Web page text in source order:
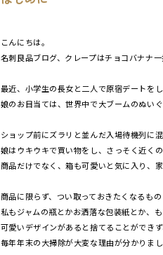
こんにちは。
名刺良品ブログ、クレープはチョコバナナ一
最近、小学生の長女と二人で原宿デートをし
娘のお目当ては、世界中で大ブームのぬいぐ
ショップ前にズラリと並んだ入場待機列に
娘はウキウキで買い物をし、さっそく近く
商品だけでなく、箱も可愛いと気に入り、
商品に限らず、つい取っておきたくなるも
私もジャムの瓶とかお洒落な包装紙とか、
可愛いデザインがあると捨てることができ
毎年年末の大掃除が大変な理由が分かりまし